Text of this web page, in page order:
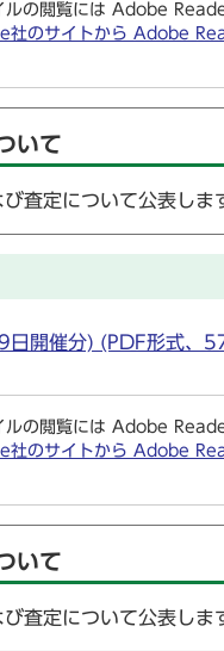
ルの閲覧には Adobe
社のサイトから Adobe
いて
査定について公表しま
日開催分) (PDF形式、
ルの閲覧には Adobe
社のサイトから Adobe
いて
査定について公表しま